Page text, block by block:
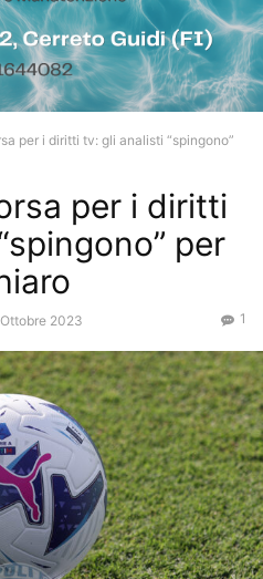
per i diritti tv: gli analisti “spingono”
per i diritti
per
2023 1